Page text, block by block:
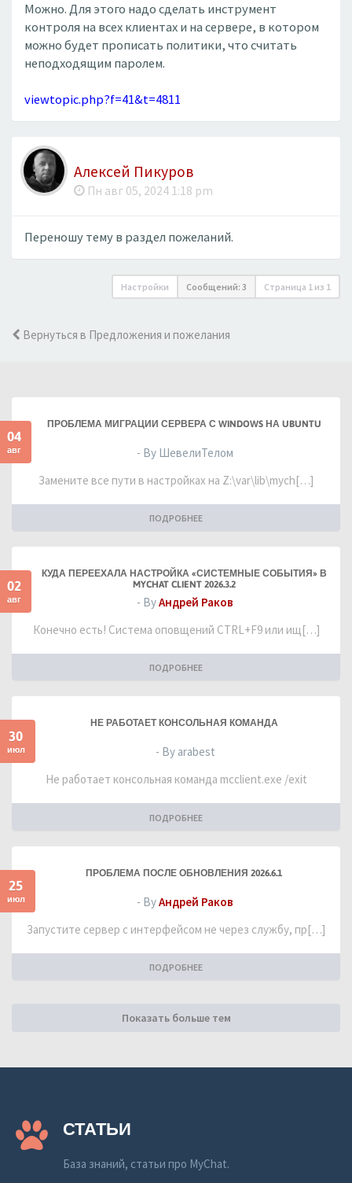
Можно. Для этого надо сделать инструмент
контроля на всех клиентах и на сервере, в котором
можно будет прописать политики, что считать
неподходящим паролем.
viewtopic.php?f=41&t=4811
Алексей Пикуров
Пн авг 05, 2024 1:18 pm
Переношу тему в раздел пожеланий.
Настройки Сообщений: 3 Страница 1 из 1
Вернуться в Предложения и пожелания
04
авг
ПРОБЛЕМА МИГРАЦИИ СЕРВЕРА С WINDOWS НА UBUNTU
- By ШевелиТелом
Замените все пути в настройках на Z:\var\lib\mych[…]
ПОДРОБНЕЕ
02
авг
КУДА ПЕРЕЕХАЛА НАСТРОЙКА «СИСТЕМНЫЕ СОБЫТИЯ» В
MYCHAT CLIENT 2026.3.2
- ByАндрей Раков
Конечно есть! Система оповщений CTRL+F9 или ищ[…]
ПОДРОБНЕЕ
30
июл
НЕ РАБОТАЕТ КОНСОЛЬНАЯ КОМАНДА
- By arabest
Не работает консольная команда mcclient.exe /exit
ПОДРОБНЕЕ
25
июл
ПРОБЛЕМА ПОСЛЕ ОБНОВЛЕНИЯ 2026.6.1
- ByАндрей Раков
Запустите сервер с интерфейсом не через службу, пр[…]
ПОДРОБНЕЕ
Показать больше тем
СТАТЬИ
База знаний, статьи про MyChat.